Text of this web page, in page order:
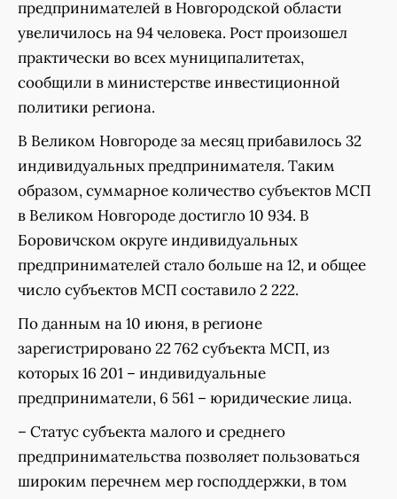
предпринимателей в Новгородской области
увеличилось на 94 человека. Рост произошел
практически во всех муниципалитетах,
сообщили в министерстве инвестиционной
политики региона.
В Великом Новгороде за месяц прибавилось 32
индивидуальных предпринимателя. Таким
образом, суммарное количество субъектов МСП
в Великом Новгороде достигло 10 934. В
Боровичском округе индивидуальных
предпринимателей стало больше на 12, и общее
число субъектов МСП составило 2 222.
По данным на 10 июня, в регионе
зарегистрировано 22 762 субъекта МСП, из
которых 16 201 – индивидуальные
предприниматели, 6 561 – юридические лица.
– Статус субъекта малого и среднего
предпринимательства позволяет пользоваться
широким перечнем мер господдержки, в том